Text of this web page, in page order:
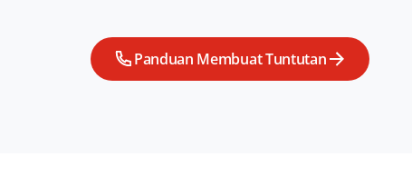
Panduan Membuat Tuntutan